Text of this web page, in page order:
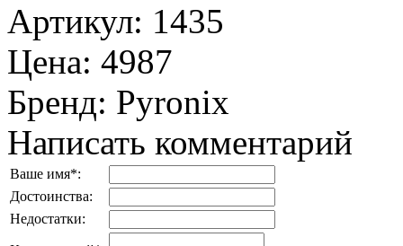
Артикул: 1435
Цена: 4987
Бренд: Pyronix
Написать комментарий
Ваше имя*:
Достоинства:
Недостатки: